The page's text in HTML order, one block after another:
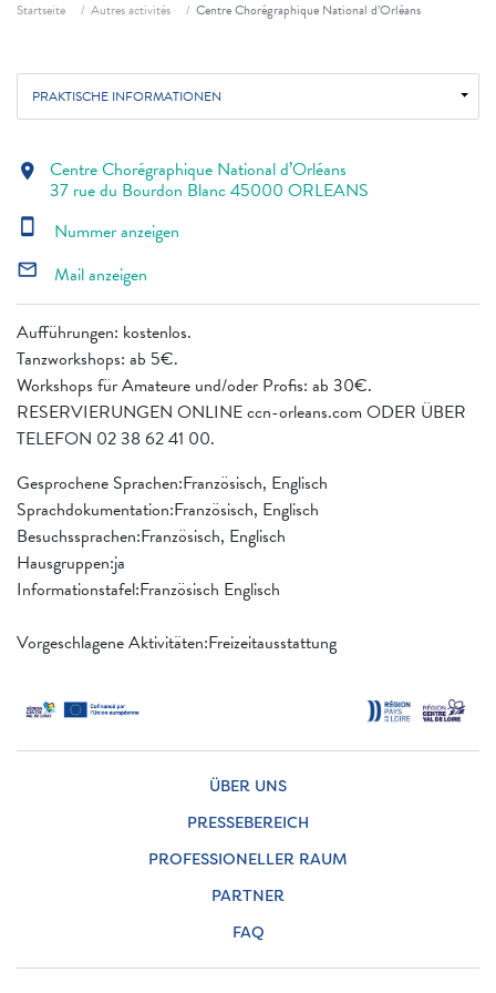
Startseite Autres activités Centre Chorégraphique National d’Orléans
PRAKTISCHE INFORMATIONEN
Aufführungen: kostenlos.
Tanzworkshops: ab 5€.
Workshops für Amateure und/oder Profis: ab 30€.
RESERVIERUNGEN ONLINE ccn-orleans.com ODER ÜBER
TELEFON 02 38 62 41 00.
Gesprochene Sprachen:Französisch, Englisch
Sprachdokumentation:Französisch, Englisch
Besuchssprachen:Französisch, Englisch
Hausgruppen:ja
Informationstafel:Französisch Englisch
Vorgeschlagene Aktivitäten:Freizeitausstattung
location_on Centre Chorégraphique National d’Orléans
37 rue du Bourdon Blanc 45000 ORLEANS
smartphone Nummer anzeigen
mail_outline Mail anzeigen
ÜBER UNS
PRESSEBEREICH
PROFESSIONELLER RAUM
PARTNER
FAQ